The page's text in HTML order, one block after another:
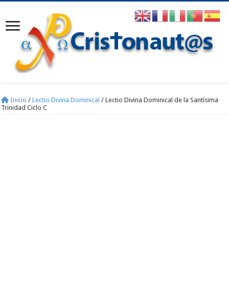
Inicio / Lectio Divina Dominical / Lectio Divina Dominical de la Santísima
Trinidad Ciclo C